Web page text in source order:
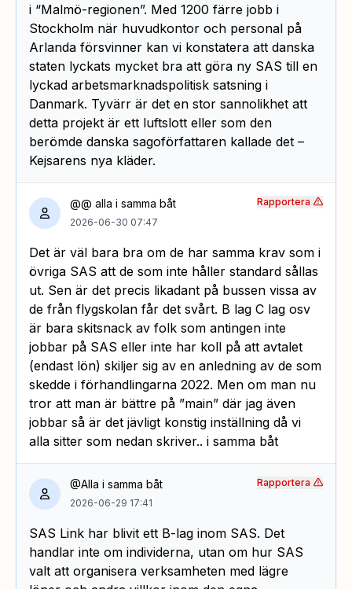
i “Malmö-regionen”. Med 1200 färre jobb i
Stockholm när huvudkontor och personal på
Arlanda försvinner kan vi konstatera att danska
staten lyckats mycket bra att göra ny SAS till en
lyckad arbetsmarknadspolitisk satsning i
Danmark. Tyvärr är det en stor sannolikhet att
detta projekt är ett luftslott eller som den
berömde danska sagoförfattaren kallade det –
Kejsarens nya kläder.
@@ alla i samma båt
2026-06-30 07:47
Det är väl bara bra om de har samma krav som i
övriga SAS att de som inte håller standard sållas
ut. Sen är det precis likadant på bussen vissa av
de från flygskolan får det svårt. B lag C lag osv
är bara skitsnack av folk som antingen inte
jobbar på SAS eller inte har koll på att avtalet
(endast lön) skiljer sig av en anledning av de som
skedde i förhandlingarna 2022. Men om man nu
tror att man är bättre på ”main” där jag även
jobbar så är det jävligt konstig inställning då vi
alla sitter som nedan skriver.. i samma båt
Rapportera
@Alla i samma båt
2026-06-29 17:41
SAS Link har blivit ett B-lag inom SAS. Det
handlar inte om individerna, utan om hur SAS
valt att organisera verksamheten med lägre
Rapportera